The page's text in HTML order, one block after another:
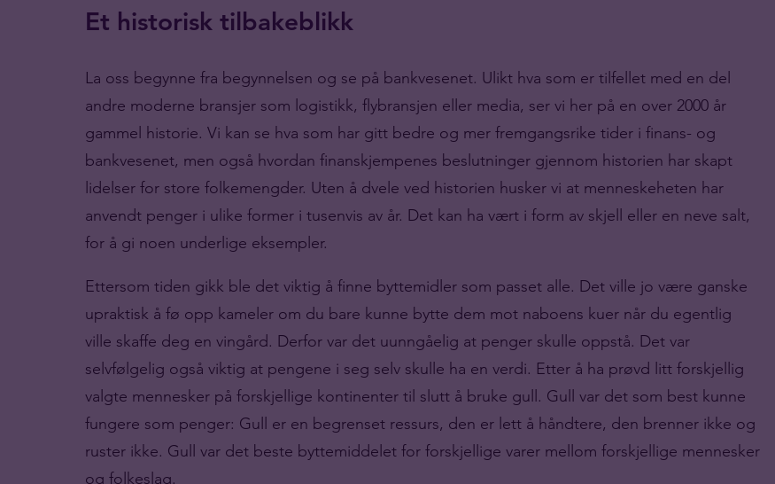
Et historisk tilbakeblikk
La oss begynne fra begynnelsen og se på bankvesenet. Ulikt hva som er tilfellet med en del
andre moderne bransjer som logistikk, flybransjen eller media, ser vi her på en over 2000 år
gammel historie. Vi kan se hva som har gitt bedre og mer fremgangsrike tider i finans- og
bankvesenet, men også hvordan finanskjempenes beslutninger gjennom historien har skapt
lidelser for store folkemengder. Uten å dvele ved historien husker vi at menneskeheten har
anvendt penger i ulike former i tusenvis av år. Det kan ha vært i form av skjell eller en neve salt,
for å gi noen underlige eksempler.
Ettersom tiden gikk ble det viktig å finne byttemidler som passet alle. Det ville jo være ganske
upraktisk å fø opp kameler om du bare kunne bytte dem mot naboens kuer når du egentlig
ville skaffe deg en vingård. Derfor var det uunngåelig at penger skulle oppstå. Det var
selvfølgelig også viktig at pengene i seg selv skulle ha en verdi. Etter å ha prøvd litt forskjellig
valgte mennesker på forskjellige kontinenter til slutt å bruke gull. Gull var det som best kunne
fungere som penger: Gull er en begrenset ressurs, den er lett å håndtere, den brenner ikke og
ruster ikke. Gull var det beste byttemiddelet for forskjellige varer mellom forskjellige mennesker
og folkeslag.